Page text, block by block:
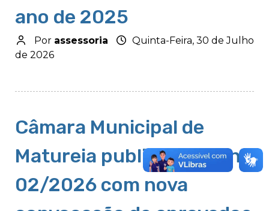
ano de 2025
Por assessoria
Quinta-Feira, 30 de Julho
de 2026
Câmara Municipal de
Matureia publica Edital nº
02/2026 com nova